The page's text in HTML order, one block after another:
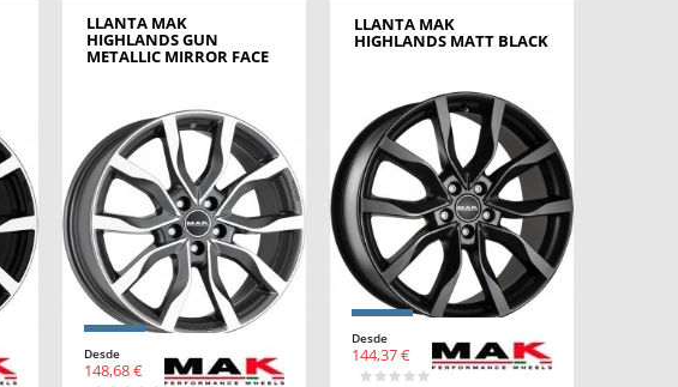
LLANTA MAK
HIGHLANDS GUN
METALLIC MIRROR FACE
Desde
148,68 €
LLANTA MAK
HIGHLANDS MATT BLACK
Desde
144,37 €